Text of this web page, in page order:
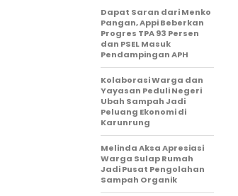
Dapat Saran dari Menko
Pangan, Appi Beberkan
Progres TPA 93 Persen
dan PSEL Masuk
Pendampingan APH
Kolaborasi Warga dan
Yayasan Peduli Negeri
Ubah Sampah Jadi
Peluang Ekonomi di
Karunrung
Melinda Aksa Apresiasi
Warga Sulap Rumah
Jadi Pusat Pengolahan
Sampah Organik